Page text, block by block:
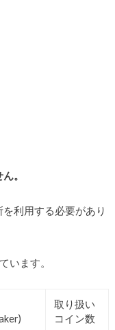
。
利用する必要があり
います。
取り扱い
コイン数